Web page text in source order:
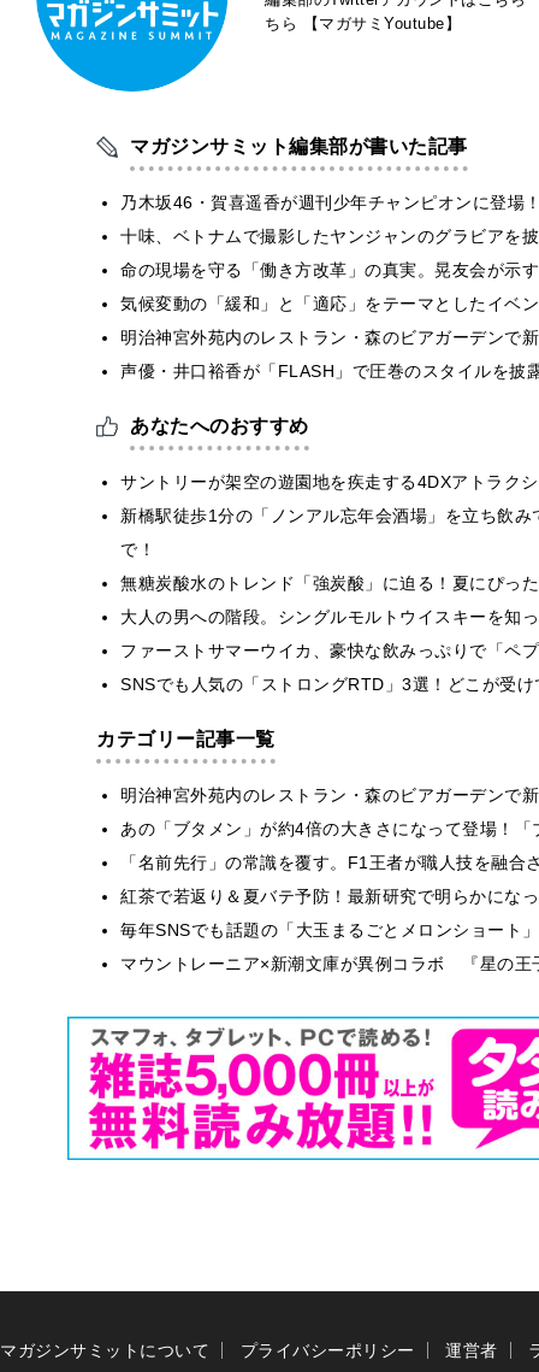
ちら
【マガサミYoutube】
マガジンサミット編集部が書いた記事
乃木坂46・賀喜遥香が週刊少年チャンピオンに登
十味、ベトナムで撮影したヤンジャンのグラビアを
命の現場を守る「働き方改革」の真実。晃友会が示
気候変動の「緩和」と「適応」をテーマとしたイベ
明治神宮外苑内のレストラン・森のビアガーデンで
声優・井口裕香が「FLASH」で圧巻のスタイルを
あなたへのおすすめ
サントリーが架空の遊園地を疾走する4DXアトラク
新橋駅徒歩1分の「ノンアル忘年会酒場」を立ち飲
で！
無糖炭酸水のトレンド「強炭酸」に迫る！夏にぴっ
大人の男への階段。シングルモルトウイスキーを知
ファーストサマーウイカ、豪快な飲みっぷりで「ペ
SNSでも人気の「ストロングRTD」3選！どこが受け
カテゴリー記事一覧
明治神宮外苑内のレストラン・森のビアガーデンで
あの「ブタメン」が約4倍の大きさになって登場！
「名前先行」の常識を覆す。F1王者が職人技を融
紅茶で若返り＆夏バテ予防！最新研究で明らかにな
毎年SNSでも話題の「大玉まるごとメロンショート
マウントレーニア×新潮文庫が異例コラボ 『星の
マガジンサミットについて プライバシーポリシー 運営者